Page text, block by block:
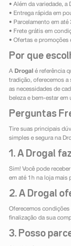
• Além da variedade,
• Entrega rápida em
• Parcelamento em até
• Frete grátis em
• Ofertas e promoções
Por que
A Drogal é referência
tradição, oferecemos a
as necessidades de
beleza e bem-estar em
Perguntas
Tire suas principais
simples e segura na
1. A Drogal
Sim! Você pode
em até 1h na loja mais
2. A Drogal
Oferecemos
finalização da sua
3. Posso